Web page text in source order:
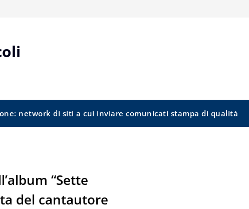
network di siti a cui inviare comunicati stampa di qualità
“Sette
del cantautore